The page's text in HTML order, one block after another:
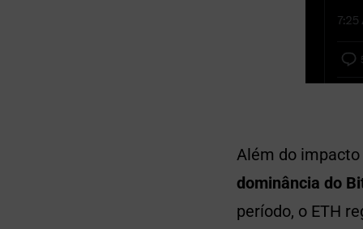
Além do
dominância do
período, o ETH